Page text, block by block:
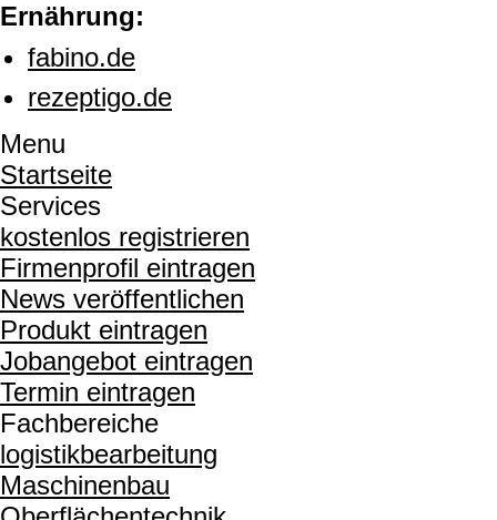
Ernährung:
fabino.de
rezeptigo.de
Menu
Startseite
Services
kostenlos registrieren
Firmenprofil eintragen
News veröffentlichen
Produkt eintragen
Jobangebot eintragen
Termin eintragen
Fachbereiche
logistikbearbeitung
Maschinenbau